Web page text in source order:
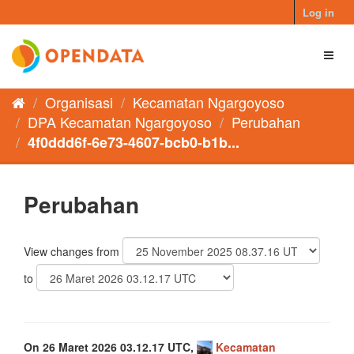
to
content
Log in
Organisasi
Kecamatan Ngargoyoso
DPA Kecamatan Ngargoyoso
Perubahan
4f0ddd6f-6e73-4607-bcb0-b1b...
Perubahan
View changes from
to
On 26 Maret 2026 03.12.17 UTC,
Kecamatan